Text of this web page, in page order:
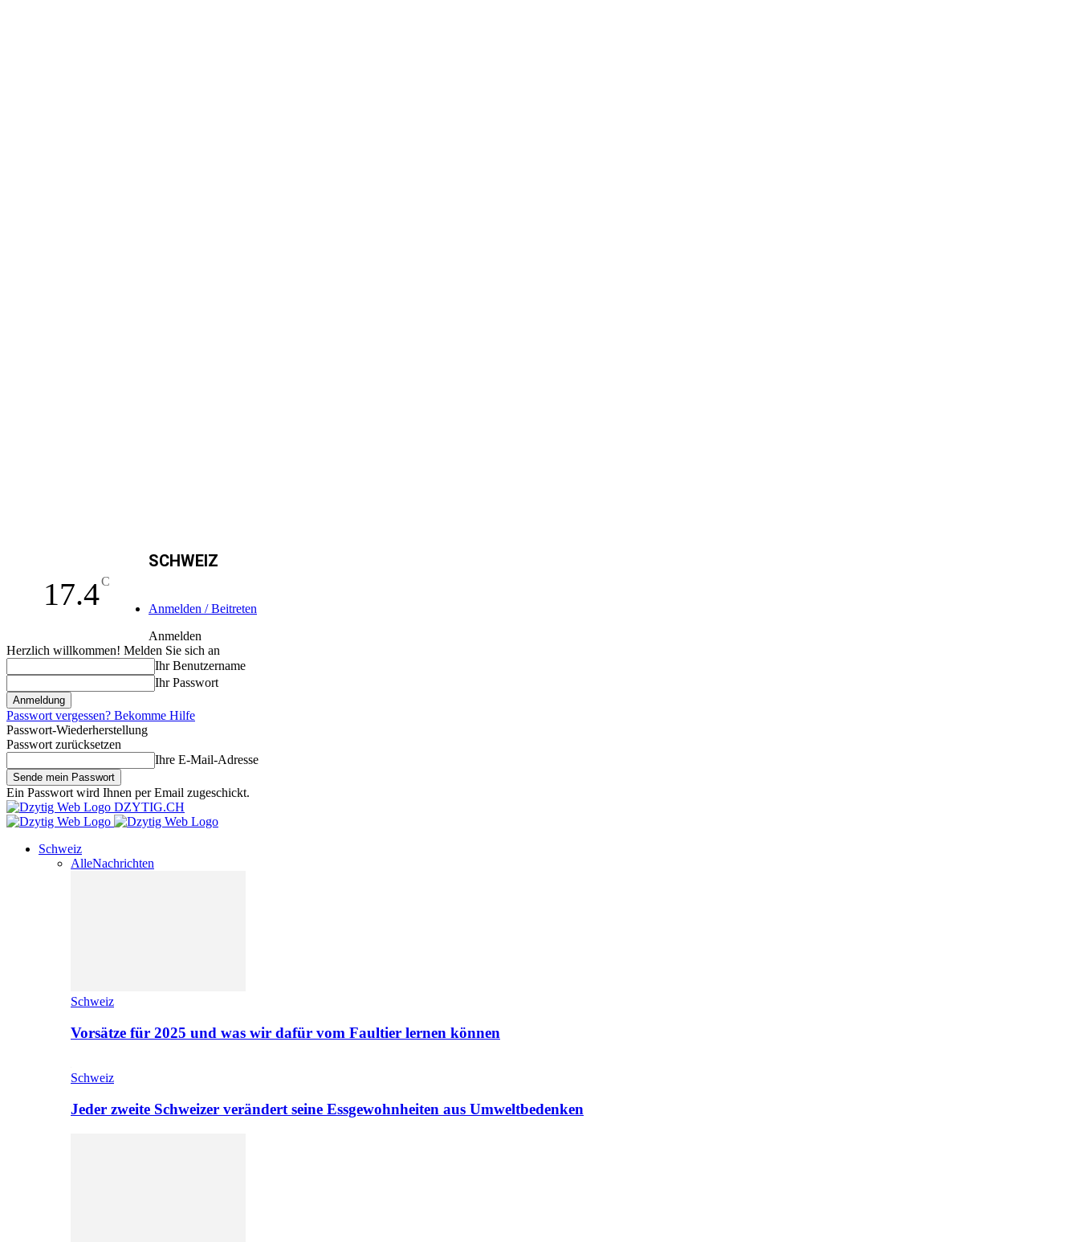
17.4C
SCHWEIZ
Anmelden / Beitreten
Anmelden
Herzlich willkommen! Melden Sie sich an
Ihr Benutzername
Ihr Passwort
Passwort vergessen? Bekomme Hilfe
Passwort-Wiederherstellung
Passwort zurücksetzen
Ihre E-Mail-Adresse
Ein Passwort wird Ihnen per Email zugeschickt.
DZYTIG.CH
Schweiz
AlleNachrichten
Schweiz
Vorsätze für 2025 und was wir dafür vom Faultier lernen können
Schweiz
Jeder zweite Schweizer verändert seine Essgewohnheiten aus Umweltbedenken